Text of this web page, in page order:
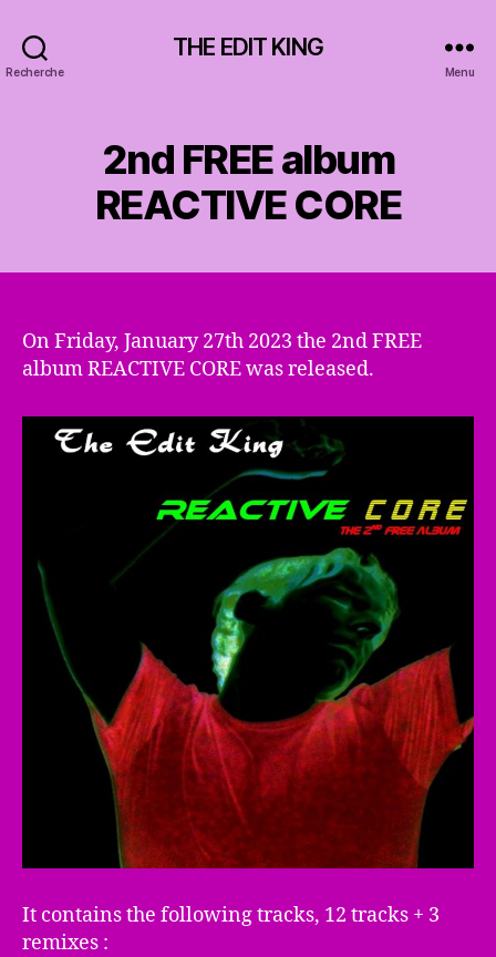
Recherche
THE EDIT KING
Menu
2nd FREE album
REACTIVE CORE
On Friday, January 27th 2023 the 2nd FREE
album REACTIVE CORE was released.
It contains the following tracks, 12 tracks + 3
remixes :